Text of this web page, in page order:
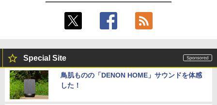
Special Site
鳥肌ものの「DENON HOME」サウンドを体感
した！